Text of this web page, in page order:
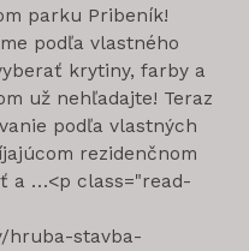
parku Pribeník!
podľa vlastného
krytiny, farby a
už nehľadajte! Teraz
podľa vlastných
rezidenčnom
a …<p class="read-
hruba-stavba-